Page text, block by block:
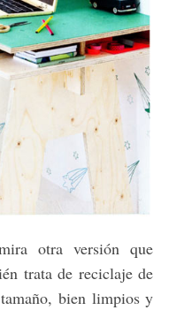
otra versión que
trata de reciclaje de
bien limpios y